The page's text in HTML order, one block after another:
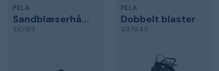
PELA
Sandblæserhåndtag
310193
PELA
Dobbelt blaster
497943